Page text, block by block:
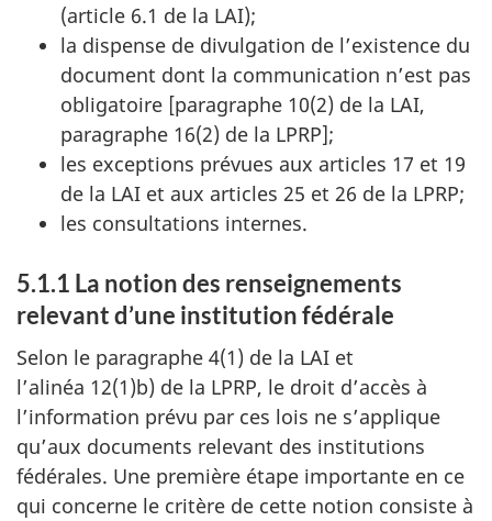
(article 6.1 de la LAI);
la dispense de divulgation de l’existence du
document dont la communication n’est pas
obligatoire [paragraphe 10(2) de la LAI,
paragraphe 16(2) de la LPRP];
les exceptions prévues aux articles 17 et 19
de la LAI et aux articles 25 et 26 de la LPRP;
les consultations internes.
5.1.1 La notion des renseignements
relevant d’une institution fédérale
Selon le paragraphe 4(1) de la LAI et
l’alinéa 12(1)b) de la LPRP, le droit d’accès à
l’information prévu par ces lois ne s’applique
qu’aux documents relevant des institutions
fédérales. Une première étape importante en ce
qui concerne le critère de cette notion consiste à